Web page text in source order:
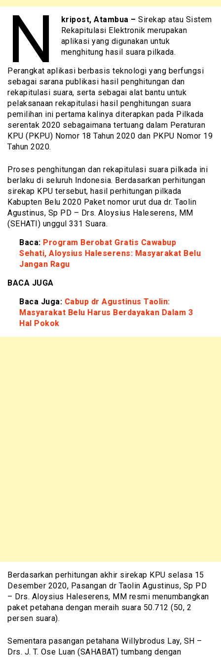
N kripost, Atambua –Sirekap atau Sistem
Rekapitulasi Elektronik merupakan
aplikasi yang digunakan untuk
menghitung hasil suara pilkada.
Perangkat aplikasi berbasis teknologi yang berfungsi
sebagai sarana publikasi hasil penghitungan dan
rekapitulasi suara, serta sebagai alat bantu untuk
pelaksanaan rekapitulasi hasil penghitungan suara
pemilihan ini pertama kalinya diterapkan pada Pilkada
serentak 2020 sebagaimana tertuang dalam Peraturan
KPU (PKPU) Nomor 18 Tahun 2020 dan PKPU Nomor 19
Tahun 2020.
Proses penghitungan dan rekapitulasi suara pilkada ini
berlaku di seluruh Indonesia. Berdasarkan perhitungan
sirekap KPU tersebut, hasil perhitungan pilkada
Kabupten Belu 2020 Paket nomor urut dua dr. Taolin
Agustinus, Sp PD – Drs. Aloysius Haleserens, MM
(SEHATI) unggul 331 Suara.
Baca: Program Berobat Gratis Cawabup
Sehati, Aloysius Haleserens: Masyarakat Belu
Jangan Ragu
BACA JUGA
Baca Juga: Cabup dr Agustinus Taolin:
Masyarakat Belu Harus Berdayakan Dalam 3
Hal Pokok
Berdasarkan perhitungan akhir sirekap KPU selasa 15
Desember 2020, Pasangan dr Taolin Agustinus, Sp PD
– Drs. Aloysius Haleserens, MM resmi menumbangkan
paket petahana dengan meraih suara 50.712 (50, 2
persen suara).
Sementara pasangan petahana Willybrodus Lay, SH –
Drs. J. T. Ose Luan (SAHABAT) tumbang dengan